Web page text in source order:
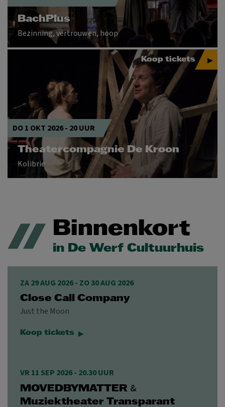
BachPlus
Bezinning, vertrouwen, hoop
Koop tickets
DO 1 OKT 2026 - 20 UUR
Theatercompagnie De Kroon
Kolibrie
Binnenkort
in De Werf Cultuurhuis
ZA 29 AUG 2026- ZO 30 AUG 2026
Close Call Company
Just the Moon
Koop tickets
VR 11 SEP 2026 - 20.30 UUR
MOVEDBYMATTER &
Muziektheater Transparant